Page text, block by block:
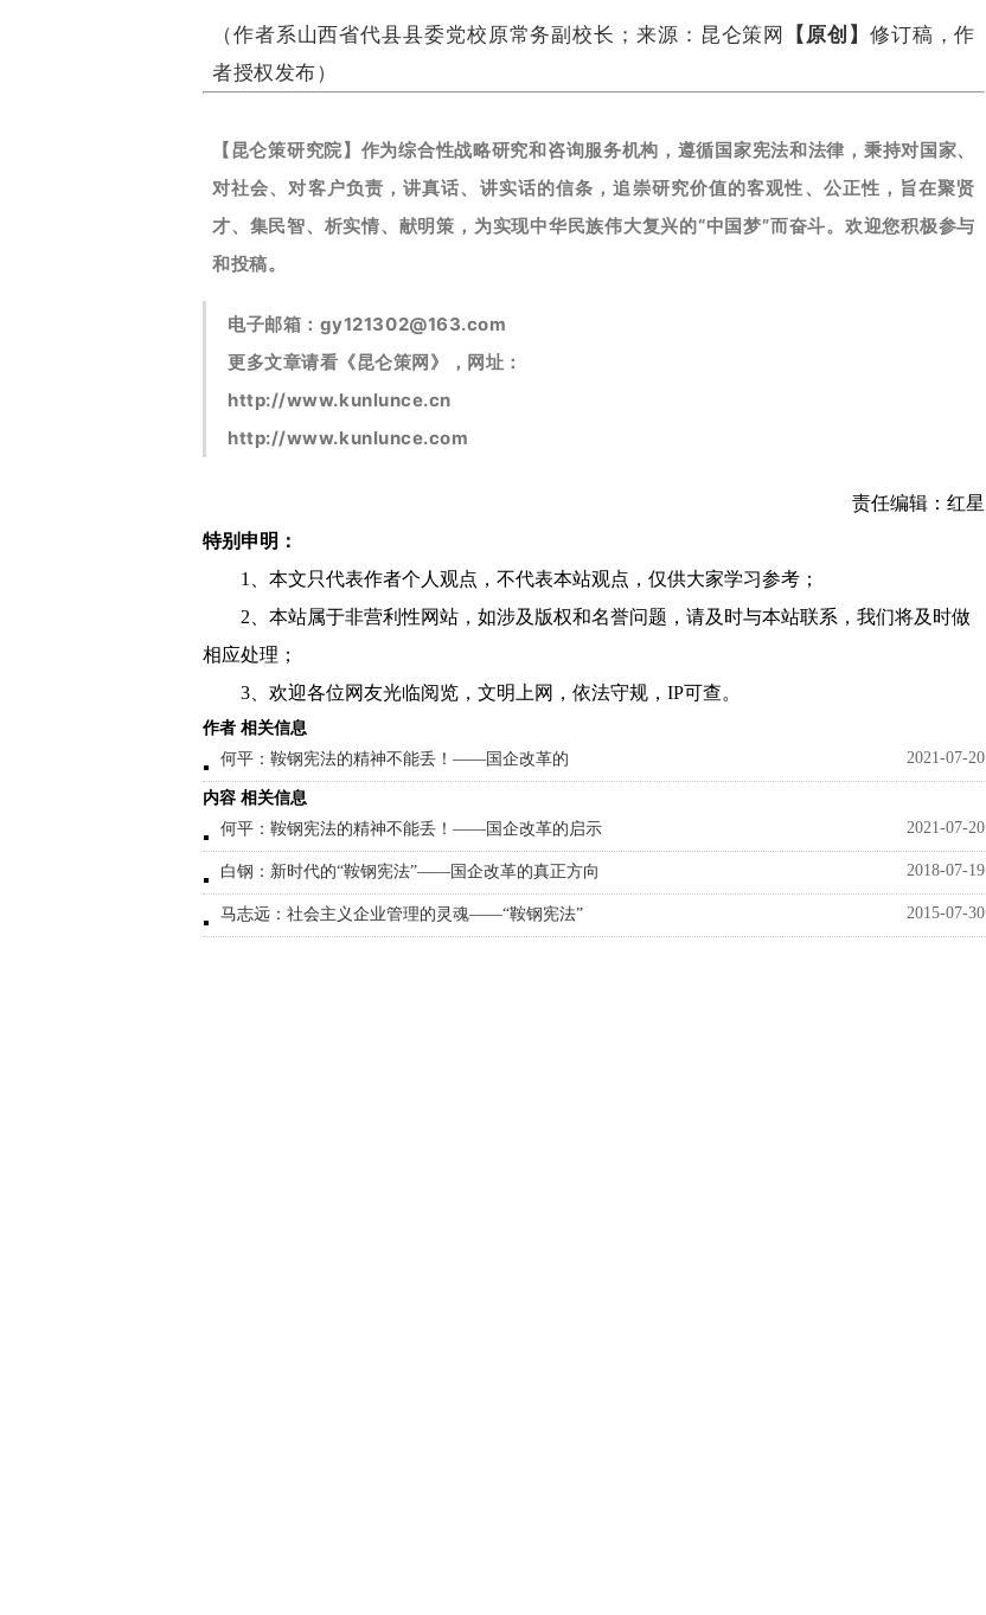
（作者系山西省代县县委党校原常务副校长；来源：昆仑策网 【原创】 修订稿，作
者授权发布）
【昆仑策研究院】作为综合性战略研究和咨询服务机构，遵循国家宪法和法律，秉持对国家、
对社会、对客户负责，讲真话、讲实话的信条，追崇研究价值的客观性、公正性，旨在聚贤
才、集民智、析实情、献明策，为实现中华民族伟大复兴的“中国梦”而奋斗。 欢迎您积极参与
和投稿。
电子邮箱： gy121302@163.com
更多文章请看《昆仑策网》，网址：
http://www.kunlunce.cn
http://www.kunlunce.com
责任编辑：红星
特别申明：
1、本文只代表作者个人观点，不代表本站观点，仅供大家学习参考；
2、本站属于非营利性网站，如涉及版权和名誉问题，请及时与本站联系，我们将及时做
相应处理；
3、欢迎各位网友光临阅览，文明上网，依法守规，IP可查。
作者 相关信息
​何平：鞍钢宪法的精神不能丢！——国企改革的
2021-07-20
内容 相关信息
​何平：鞍钢宪法的精神不能丢！——国企改革的启示
2021-07-20
白钢：新时代的“鞍钢宪法”——国企改革的真正方向 2018-07-19
马志远：社会主义企业管理的灵魂——“鞍钢宪法” 2015-07-30